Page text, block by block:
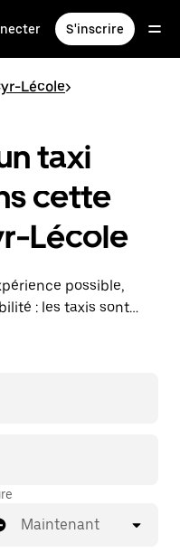
S'inscrire
Lécole>
taxi
cette
Lécole
possible,
: les taxis sont
Uber Taxi :
Maintenant